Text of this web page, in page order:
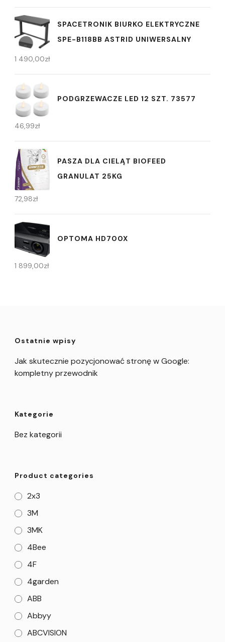
SPACETRONIK BIURKO ELEKTRYCZNE
SPE-B118BB ASTRID UNIWERSALNY
1 490,00zł
PODGRZEWACZE LED 12 SZT. 73577
46,99zł
PASZA DLA CIELĄT BIOFEED
GRANULAT 25KG
72,98zł
OPTOMA HD700X
1 899,00zł
Ostatnie wpisy
Jak skutecznie pozycjonować stronę w Google:
kompletny przewodnik
Kategorie
Bez kategorii
Product categories
2x3
3M
3MK
4Bee
4F
4garden
ABB
Abbyy
ABCVISION